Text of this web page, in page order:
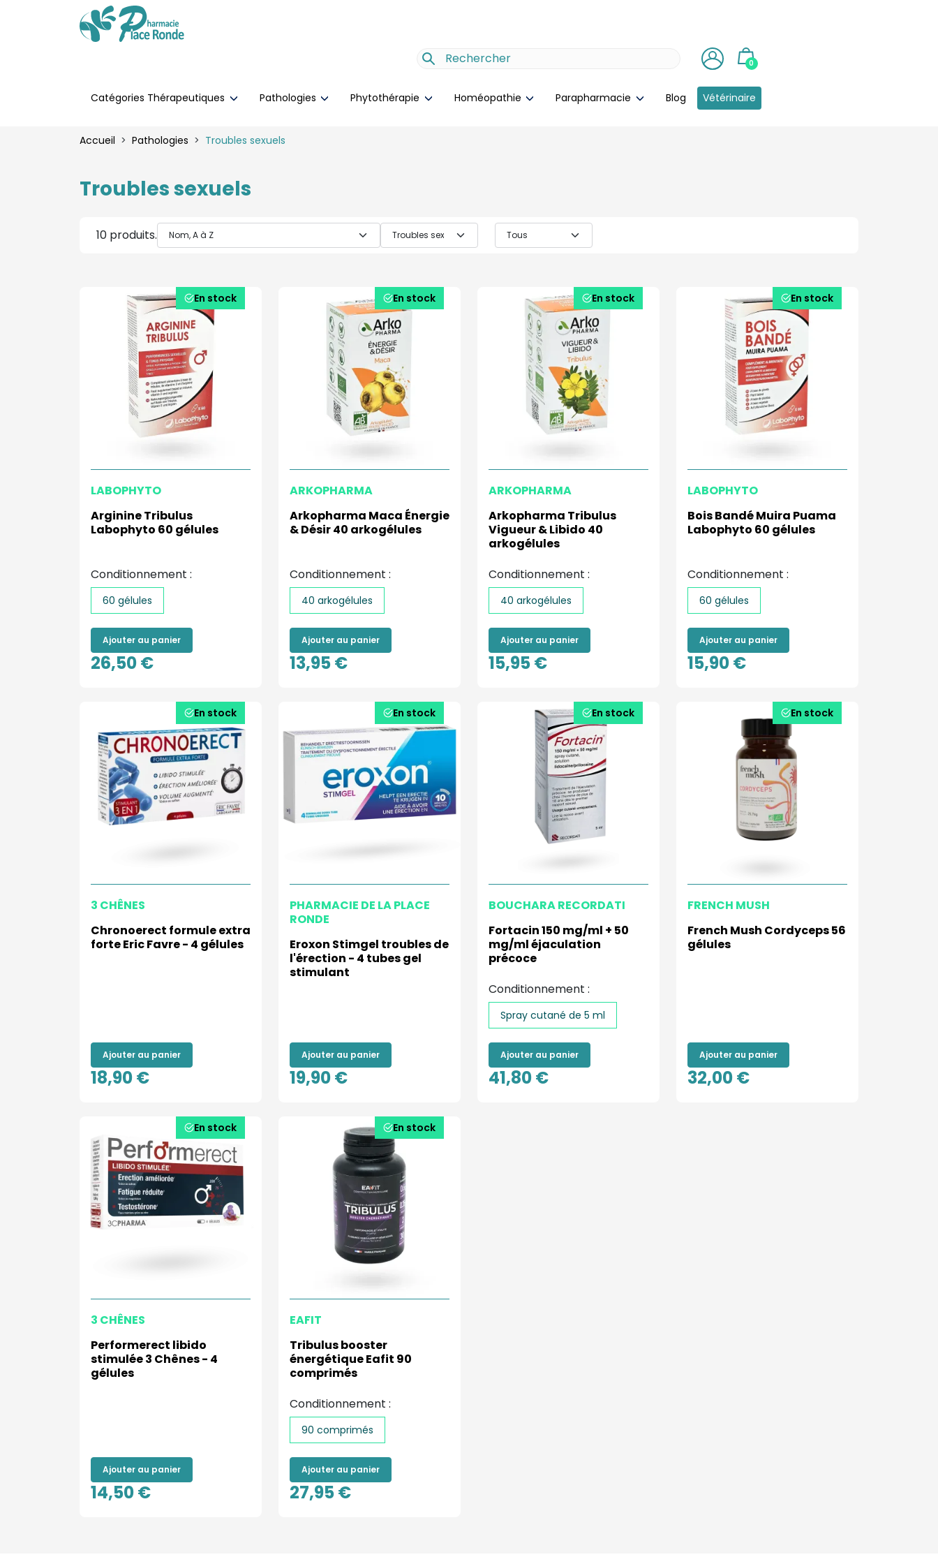
0
Catégories Thérapeutiques Pathologies Phytothérapie Homéopathie Parapharmacie Blog Vétérinaire
Accueil Pathologies Troubles sexuels
Troubles sexuels
10 produits.
En stock
LABOPHYTO
Arginine Tribulus
Labophyto 60 gélules
Conditionnement :
60 gélules
Ajouter au panier
26,50 €
En stock
ARKOPHARMA
Arkopharma Maca Énergie
& Désir 40 arkogélules
Conditionnement :
40 arkogélules
Ajouter au panier
13,95 €
En stock
ARKOPHARMA
Arkopharma Tribulus
Vigueur & Libido 40
arkogélules
Conditionnement :
40 arkogélules
Ajouter au panier
15,95 €
En stock
LABOPHYTO
Bois Bandé Muira Puama
Labophyto 60 gélules
Conditionnement :
60 gélules
Ajouter au panier
15,90 €
En stock
3 CHÊNES
Chronoerect formule extra
forte Eric Favre - 4 gélules
Ajouter au panier
18,90 €
En stock
PHARMACIE DE LA PLACE
RONDE
Eroxon Stimgel troubles de
l'érection - 4 tubes gel
stimulant
Ajouter au panier
19,90 €
En stock
BOUCHARA RECORDATI
Fortacin 150 mg/ml + 50
mg/ml éjaculation
précoce
Conditionnement :
Spray cutané de 5 ml
Ajouter au panier
41,80 €
En stock
FRENCH MUSH
French Mush Cordyceps 56
gélules
Ajouter au panier
32,00 €
En stock
3 CHÊNES
Performerect libido
stimulée 3 Chênes - 4
gélules
Ajouter au panier
14,50 €
En stock
EAFIT
Tribulus booster
énergétique Eafit 90
comprimés
Conditionnement :
90 comprimés
Ajouter au panier
27,95 €